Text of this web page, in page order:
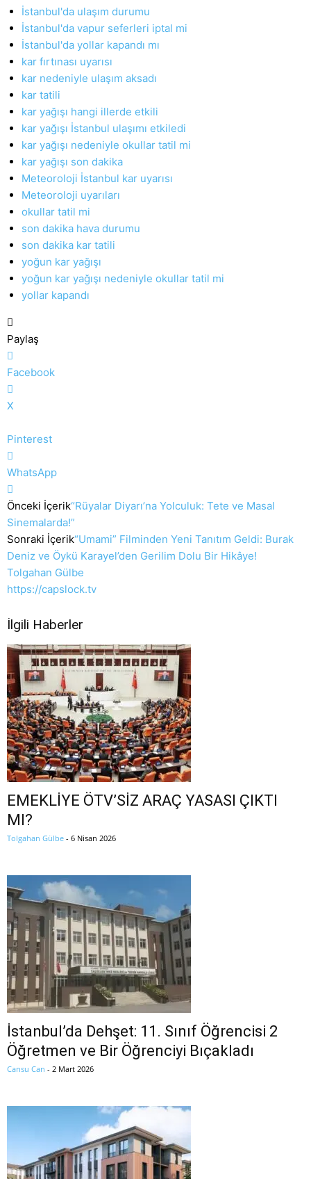
İstanbul'da ulaşım durumu
İstanbul'da vapur seferleri iptal mi
İstanbul'da yollar kapandı mı
kar fırtınası uyarısı
kar nedeniyle ulaşım aksadı
kar tatili
kar yağışı hangi illerde etkili
kar yağışı İstanbul ulaşımı etkiledi
kar yağışı nedeniyle okullar tatil mi
kar yağışı son dakika
Meteoroloji İstanbul kar uyarısı
Meteoroloji uyarıları
okullar tatil mi
son dakika hava durumu
son dakika kar tatili
yoğun kar yağışı
yoğun kar yağışı nedeniyle okullar tatil mi
yollar kapandı
Paylaş
Facebook
X
Pinterest
WhatsApp
Önceki İçerik“Rüyalar Diyarı’na Yolculuk: Tete ve Masal
Sinemalarda!”
Sonraki İçerik“Umami” Filminden Yeni Tanıtım Geldi: Burak
Deniz ve Öykü Karayel’den Gerilim Dolu Bir Hikâye!
Tolgahan Gülbe
https://capslock.tv
İlgili Haberler
EMEKLİYE ÖTV’SİZ ARAÇ YASASI ÇIKTI
MI?
Tolgahan Gülbe - 6 Nisan 2026
İstanbul’da Dehşet: 11. Sınıf Öğrencisi 2
Öğretmen ve Bir Öğrenciyi Bıçakladı
Cansu Can - 2 Mart 2026